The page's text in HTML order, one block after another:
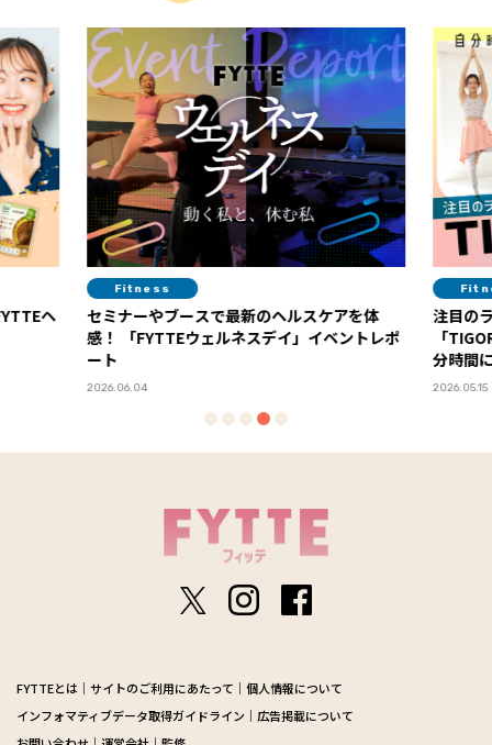
ヘ
Fitness
セミナーやブースで最新のヘルスケアを体
感！ 「FYTTEウェルネスデイ」イベントレポ
ート
2026.06.04
注目の
「
分時間
2026.05.15
FYTTEとは サイトのご利用にあたって
個人情報について
インフォマティブデータ取得ガイドライン
広告掲載について